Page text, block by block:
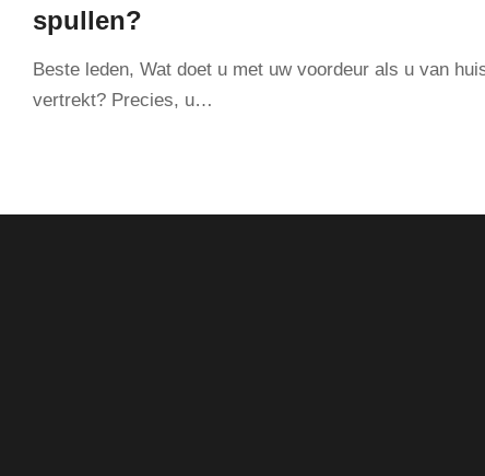
spullen?
Beste leden, Wat doet u met uw voordeur als u van
vertrekt? Precies, u…